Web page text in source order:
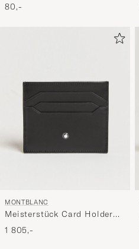
80,-
MONTBLANC
Meisterstück Card Holder
6cc Black
1 805,-